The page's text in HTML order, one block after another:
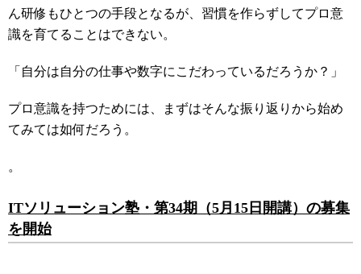
ん研修もひとつの手段となるが、習慣を作らずしてプロ意
識を育てることはできない。
「自分は自分の仕事や数字にこだわっているだろうか？」
プロ意識を持つためには、まずはそんな振り返りから始め
てみては如何だろう。
。
ITソリューション塾・第34期（5月15日開講）の募集
を開始